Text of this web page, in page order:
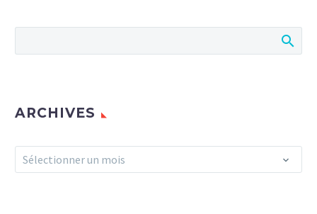
ARCHIVES
Archives
Sélectionner un mois